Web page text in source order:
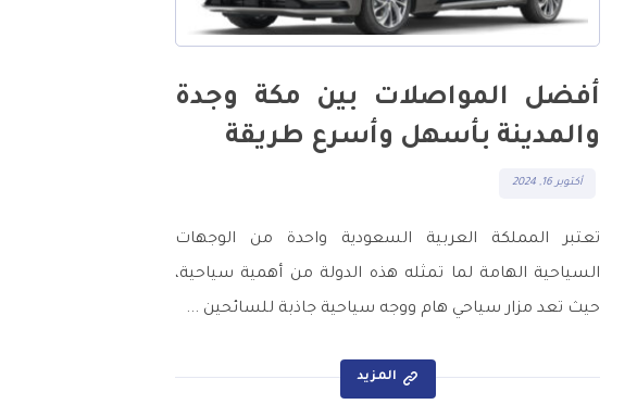
أفضل المواصلات بين مكة وجدة
والمدينة بأسهل وأسرع طريقة
أكتوبر 16, 2024
تعتبر المملكة العربية السعودية واحدة من الوجهات
السياحية الهامة لما تمثله هذه الدولة من أهمية سياحية،
حيث تعد مزار سياحي هام ووجه سياحية جاذبة للسائحين ...
المزيد